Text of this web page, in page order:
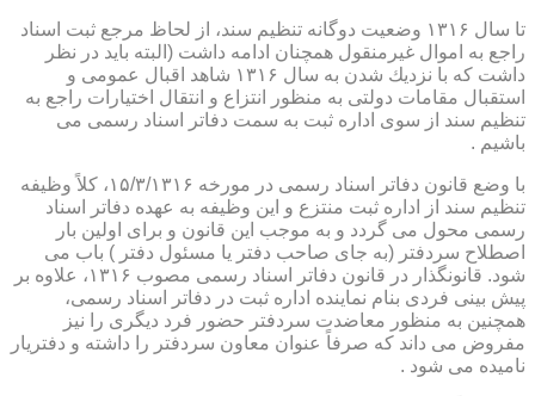
تا سال ۱۳۱۶ وضعیت دوگانه تنظیم سند، از لحاظ مرجع ثبت اسناد
راجع به اموال غیرمنقول همچنان ادامه داشت (البته باید در نظر
داشت كه با نزدیك شدن به سال ۱۳۱۶ شاهد اقبال عمومی و
استقبال مقامات دولتی به منظور انتزاع و انتقال اختیارات راجع به
تنظیم سند از سوی اداره ثبت به سمت دفاتر اسناد رسمی می
باشیم .
با وضع قانون دفاتر اسناد رسمی در مورخه ۱۵/۳/۱۳۱۶، كلاً وظیفه
تنظیم سند از اداره ثبت منتزع و این وظیفه به عهده دفاتر اسناد
رسمی محول می گردد و به موجب این قانون و برای اولین بار
اصطلاح سردفتر (به جای صاحب دفتر یا مسئول دفتر ) باب می
شود. قانونگذار در قانون دفاتر اسناد رسمی مصوب ۱۳۱۶، علاوه بر
پیش بینی فردی بنام نماینده اداره ثبت در دفاتر اسناد رسمی،
همچنین به منظور معاضدت سردفتر حضور فرد دیگری را نیز
مفروض می داند كه صرفاً عنوان معاون سردفتر را داشته و دفتریار
نامیده می شود .